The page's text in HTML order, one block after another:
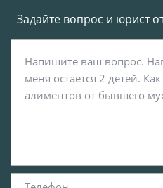
Задайте вопрос и юрист